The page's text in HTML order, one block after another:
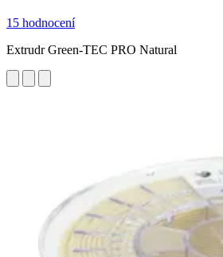
15 hodnocení
Extrudr Green-TEC PRO Natural